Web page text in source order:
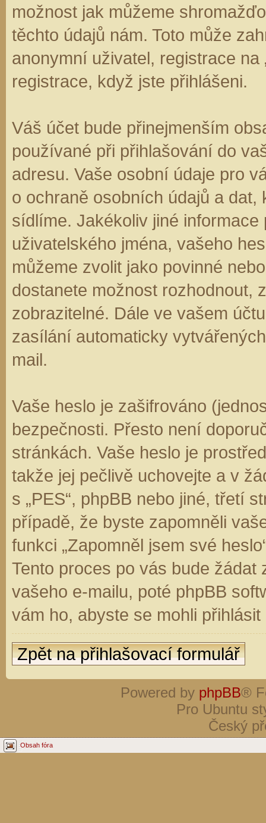
možnost jak můžeme
těchto údajů nám. Toto může
anonymní uživatel, registrace
registrace, když jste přihlášeni.
Váš účet bude přinejmenším
používané při přihlašování do
adresu. Vaše osobní údaje pro
o ochraně osobních údajů a
sídlíme. Jakékoliv jiné informace
uživatelského jména, vašeho
můžeme zvolit jako povinné
dostanete možnost rozhodnout,
zobrazitelné. Dále ve vašem
zasílání automaticky
mail.
Vaše heslo je zašifrováno
bezpečnosti. Přesto není
stránkách. Vaše heslo je
takže jej pečlivě uchovejte a v
s „PES“, phpBB nebo jiné, třetí
případě, že byste zapomněli
funkci „Zapomněl jsem své
Tento proces po vás bude
vašeho e-mailu, poté phpBB
vám ho, abyste se mohli
Zpět na přihlašovací formulář
Powered by phpBB®
Pro Ubuntu
Český
Obsah fóra